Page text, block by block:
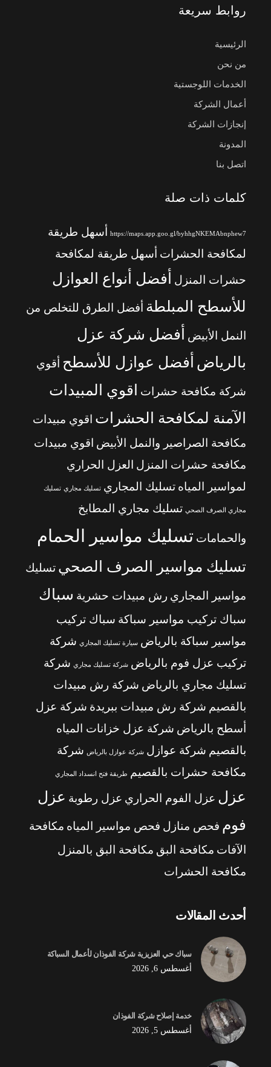
روابط سريعة
الرئيسية
من نحن
الخدمات اللوجستية
أعمال الشركة
إنجازات الشركة
المدونة
اتصل بنا
كلمات ذات صلة
https://maps.app.goo.gl/byhhgNKEMAbnphew7
أسهل طريقة
لمكافحة الحشرات أسهل طريقة لمكافحة
حشرات المنزل
أفضل أنواع العوازل
للأسطح المبلطة أفضل الطرق للتخلص من
النمل الأبيض
أفضل شركة عزل
بالرياض أفضل عوازل للأسطح أقوي
شركة مكافحة حشرات
اقوي المبيدات
الآمنة لمكافحة الحشرات اقوي مبيدات
مكافحة الصراصير والنمل الأبيض اقوي مبيدات
مكافحة حشرات المنزل العزل الحراري
لمواسير المياه تسليك المجاري تسليك مجاري تسليك
مجاري الصرف الصحي تسليك مجاري المطابخ
والحمامات تسليك مواسير الحمام
تسليك مواسير الصرف الصحي تسليك
مواسير المجاري رش مبيدات حشرية سباك
سباك تركيب مواسير سباكة سباك تركيب
مواسير سباكة بالرياض سيارة تسليك المجاري شركة
تركيب عزل فوم بالرياض شركة تسليك مجاري شركة
تسليك مجاري بالرياض شركة رش مبيدات
بالقصيم شركة رش مبيدات ببريدة شركة عزل
أسطح بالرياض شركة عزل خزانات المياه
بالقصيم شركة عوازل شركة عوازل بالرياض شركة
مكافحة حشرات بالقصيم
طريقة فتح انسداد المجاري
عزل عزل الفوم الحراري عزل رطوبة عزل
فوم فحص منازل فحص مواسير المياه مكافحة
الآفات مكافحة البق مكافحة البق بالمنزل
مكافحة الحشرات
أحدث المقالات
سباك حي العزيزية شركة الفوذان لأعمال السباكة
أغسطس 6, 2026
خدمة إصلاح شركة الفوذان
أغسطس 5, 2026